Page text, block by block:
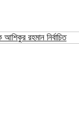
রহমান নির্বাচিত